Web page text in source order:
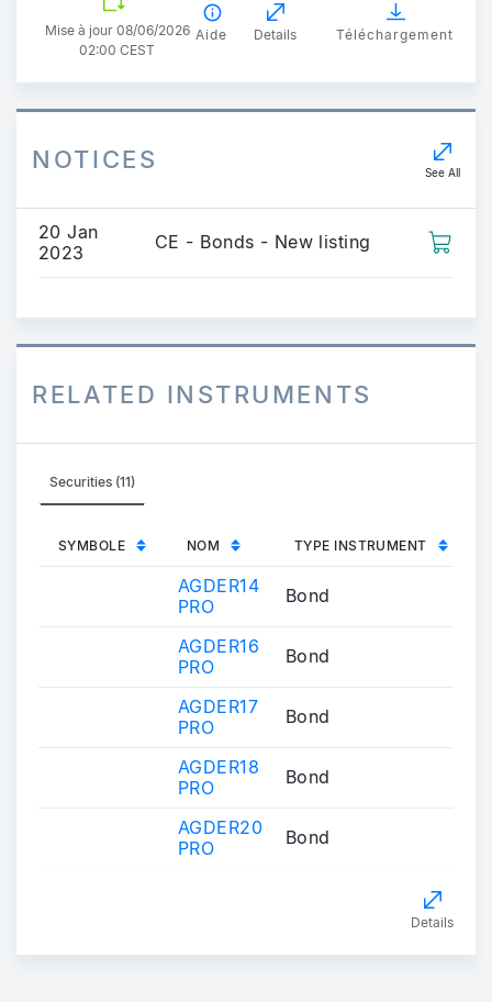
Mise à jour 08/06/2026
02:00 CEST
Aide Details Téléchargement
NOTICES See All
20 Jan
2023
CE - Bonds - New listing
RELATED INSTRUMENTS
Securities (11)
SYMBOLE NOM TYPE INSTRUMENT
AGDER14
PRO
Bond
AGDER16
PRO
Bond
AGDER17
PRO
Bond
AGDER18
PRO
Bond
AGDER20
PRO
Bond
Details